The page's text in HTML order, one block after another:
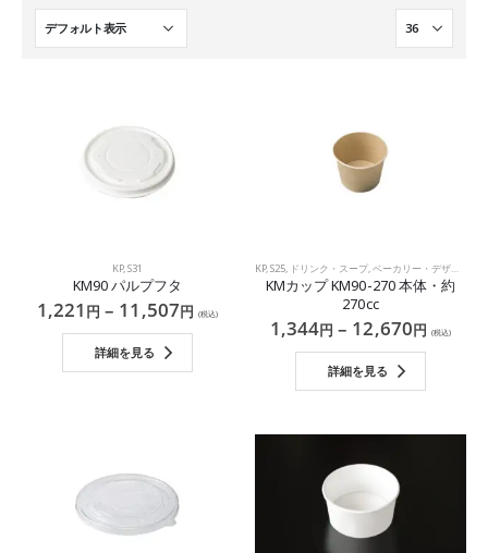
KP, S31
KM90 パルプフタ
1,221 円 – 11,507円 (税込)
詳細を見る
KP, S25 ドリンク・スープ ベーカリー・デザート・サラダ
KMカップ KM90-270 本体・約
270cc
1,344円 – 12,670円 (税込)
詳細を見る